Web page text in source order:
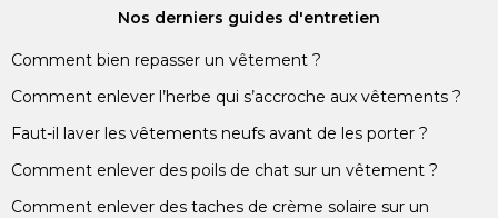
Nos derniers guides d'entretien
Comment bien repasser un vêtement ?
Comment enlever l’herbe qui s’accroche aux vêtements ?
Faut-il laver les vêtements neufs avant de les porter ?
Comment enlever des poils de chat sur un vêtement ?
Comment enlever des taches de crème solaire sur un